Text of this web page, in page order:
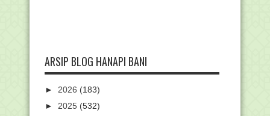
ARSIP BLOG HANAPI BANI
► 2026 (183)
► 2025 (532)